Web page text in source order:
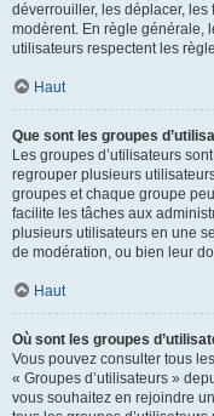
déverrouiller, les déplacer, les
modèrent. En règle générale,
utilisateurs respectent les
Haut
Que sont les groupes
Les groupes d’utilisateurs
regrouper plusieurs
groupes et chaque groupe
facilite les tâches aux
plusieurs utilisateurs en une
de modération, ou bien leur
Haut
Où sont les groupes
Vous pouvez consulter tous
« Groupes d’utilisateurs »
vous souhaitez en rejoindre